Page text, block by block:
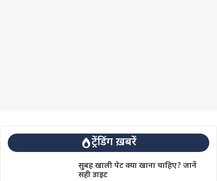
ट्रेंडिंग ख़बरें
सुबह खाली पेट क्या खाना चाहिए? जानें
सही डाइट